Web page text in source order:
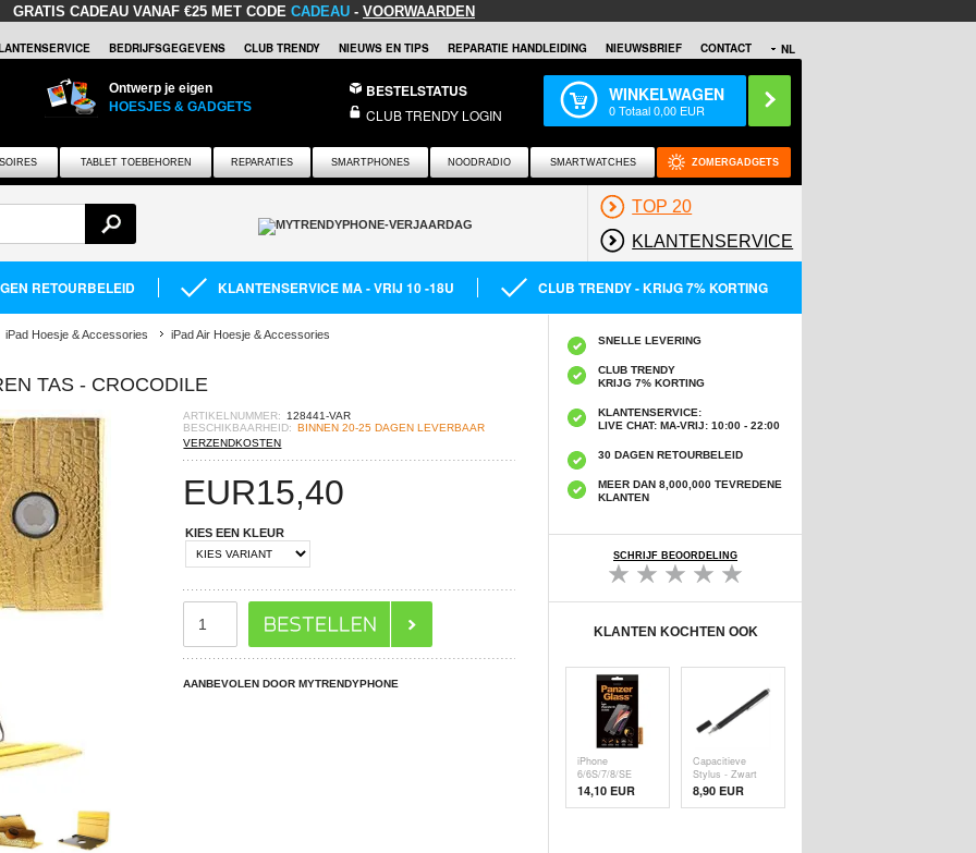
GRATIS CADEAU VANAF €25 MET CODE CADEAU - VOORWAARDEN
NL
BEDRIJFSGEGEVENS CLUB TRENDY NIEUWS EN TIPS REPARATIE HANDLEIDING NIEUWSBRIEF CONTACT
Ontwerp je eigen
HOESJES & GADGETS
BESTELSTATUS
CLUB TRENDY LOGIN
WINKELWAGEN
0Totaal0,00 EUR
TABLET TOEBEHOREN REPARATIES SMARTPHONES NOODRADIO SMARTWATCHES ZOMERGADGETS
TOP 20
KLANTENSERVICE
RETOURBELEID KLANTENSERVICE MA - VRIJ 10 -18U CLUB TRENDY - KRIJG 7% KORTING
iPad Hoesje & Accessories iPad Air Hoesje & Accessories
TAS - CROCODILE
ARTIKELNUMMER:
128441-VAR
BESCHIKBAARHEID: BINNEN 20-25 DAGEN LEVERBAAR
VERZENDKOSTEN
EUR15,40
KIES EEN KLEUR
AANBEVOLEN DOOR MYTRENDYPHONE
SNELLE LEVERING
CLUB TRENDY
KRIJG 7% KORTING
KLANTENSERVICE:
LIVE CHAT: MA-VRIJ: 10:00 - 22:00
30 DAGEN RETOURBELEID
MEER DAN 8,000,000 TEVREDENE
KLANTEN
SCHRIJF BEOORDELING
KLANTEN KOCHTEN OOK
iPhone
6/6S/7/8/SE
(2020)/SE (
14,10 EUR
Capacitieve
Stylus - Zwart
8,90 EUR